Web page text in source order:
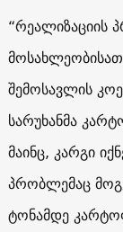
“რეალიზაციის
შემოსავლის
სარუხანმა
მაინც, კარგი
პრობლემაც
ტონამდე